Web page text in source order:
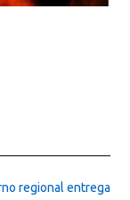
regional entrega